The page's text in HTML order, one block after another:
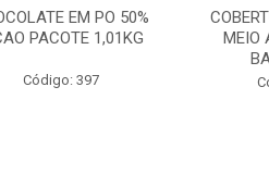
EM PO 50%
PACOTE 1,01KG
Código: 397
MEIO